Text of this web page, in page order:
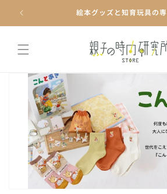
ンツに
進む
絵本グッズと知育玩具の